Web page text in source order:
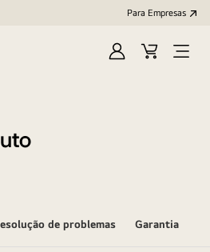
Para Empresas
IniciarCart
Open
de problemas Garantia